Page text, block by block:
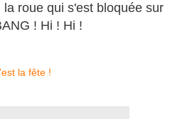
roue qui s'est bloquée sur
! Hi ! Hi !